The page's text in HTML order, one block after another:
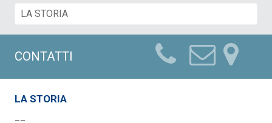
CONTATTI
LA STORIA